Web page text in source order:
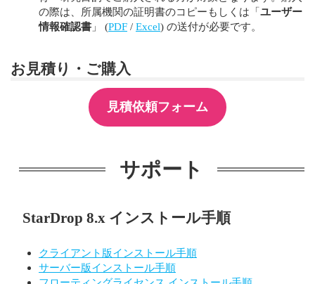
の際は、所属機関の証明書のコピーもしくは「ユーザー
情報確認書 」 (PDF / Excel) の送付が必要です。
お見積り・ご購入
見積依頼フォーム
サポート
StarDrop 8.x インストール手順
クライアント版インストール手順
サーバー版インストール手順